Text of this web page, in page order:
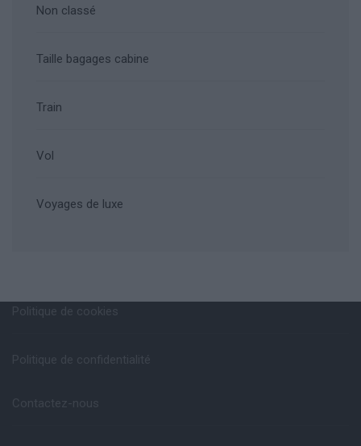
Non classé
Taille bagages cabine
Train
Vol
Voyages de luxe